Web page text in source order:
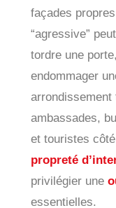
façades
“agressive”
tordre une
endommager
ambassades,
et touristes
propreté
privilégier une
essentielles.